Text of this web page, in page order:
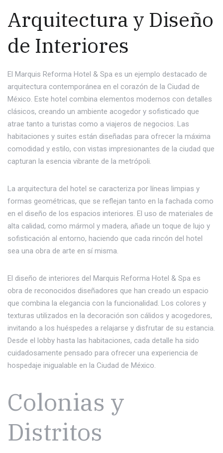
Arquitectura y Diseño
de Interiores
El Marquis Reforma Hotel & Spa es un ejemplo destacado de
arquitectura contemporánea en el corazón de la Ciudad de
México. Este hotel combina elementos modernos con detalles
clásicos, creando un ambiente acogedor y sofisticado que
atrae tanto a turistas como a viajeros de negocios. Las
habitaciones y suites están diseñadas para ofrecer la máxima
comodidad y estilo, con vistas impresionantes de la ciudad que
capturan la esencia vibrante de la metrópoli.
La arquitectura del hotel se caracteriza por líneas limpias y
formas geométricas, que se reflejan tanto en la fachada como
en el diseño de los espacios interiores. El uso de materiales de
alta calidad, como mármol y madera, añade un toque de lujo y
sofisticación al entorno, haciendo que cada rincón del hotel
sea una obra de arte en sí misma.
El diseño de interiores del Marquis Reforma Hotel & Spa es
obra de reconocidos diseñadores que han creado un espacio
que combina la elegancia con la funcionalidad. Los colores y
texturas utilizados en la decoración son cálidos y acogedores,
invitando a los huéspedes a relajarse y disfrutar de su estancia.
Desde el lobby hasta las habitaciones, cada detalle ha sido
cuidadosamente pensado para ofrecer una experiencia de
hospedaje inigualable en la Ciudad de México.
Colonias y
Distritos